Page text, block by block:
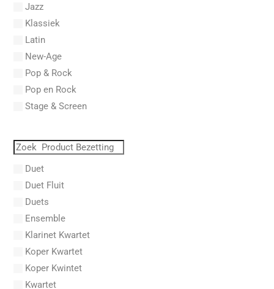
Abel, Lex
Aberg, Johan Ludvig
Aboucaya, Christian
Aboulker, Isabelle
Abraham, Paul
Abrams, Lester
Abreu, Zequinha
Absil, Jean
AC/DC
Acker, Dieter
Acosta, Omar
Jazz
Klassiek
Latin
New-Age
Pop & Rock
Pop en Rock
Stage & Screen
Duet
Duet Fluit
Duets
Ensemble
Klarinet Kwartet
Koper Kwartet
Koper Kwintet
Kwartet